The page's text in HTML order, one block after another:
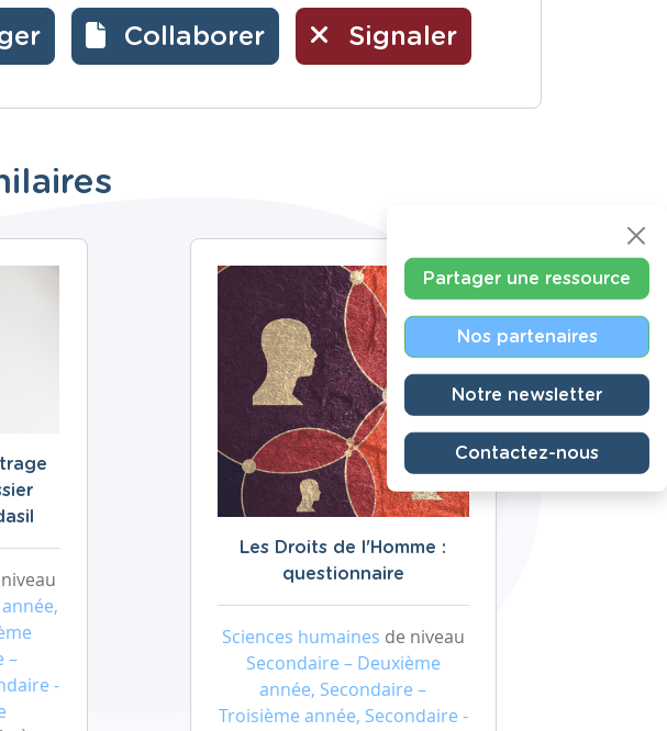
Collaborer Signaler
–
-
Les Droits de l'Homme :
questionnaire
Sciences humaines de niveau
Secondaire – Deuxième
année, Secondaire –
Troisième année, Secondaire -
Partager une ressource
Nos partenaires
Notre newsletter
Contactez-nous